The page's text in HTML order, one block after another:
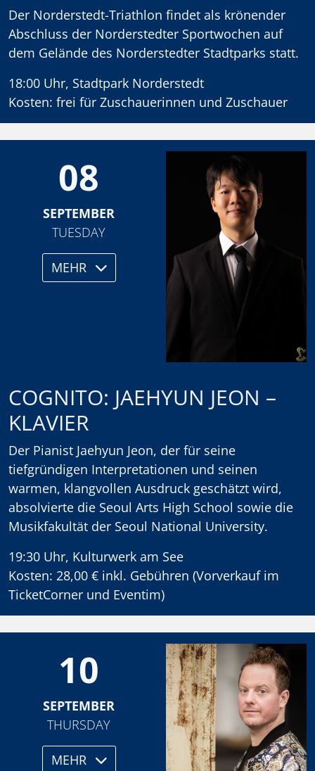
Der Norderstedt-Triathlon findet als krönender
Abschluss der Norderstedter Sportwochen auf
dem Gelände des Norderstedter Stadtparks statt.
18:00 Uhr, Stadtpark Norderstedt
Kosten: frei für Zuschauerinnen und Zuschauer
08
SEPTEMBER
TUESDAY
MEHR
COGNITO: JAEHYUN JEON –
KLAVIER
Der Pianist Jaehyun Jeon, der für seine
tiefgründigen Interpretationen und seinen
warmen, klangvollen Ausdruck geschätzt wird,
absolvierte die Seoul Arts High School sowie die
Musikfakultät der Seoul National University.
19:30 Uhr, Kulturwerk am See
Kosten: 28,00 € inkl. Gebühren (Vorverkauf im
TicketCorner und Eventim)
10
SEPTEMBER
THURSDAY
MEHR